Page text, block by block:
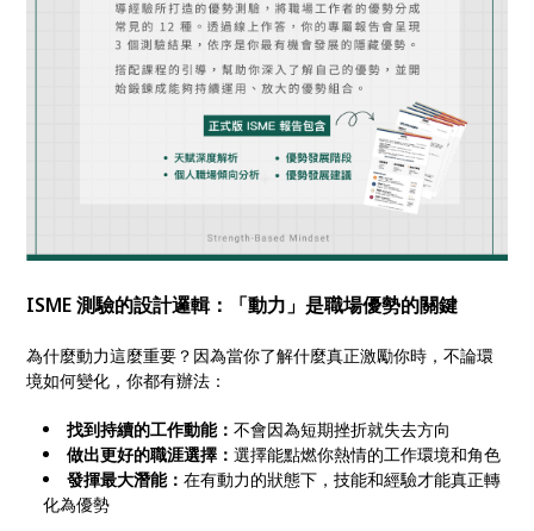
ISME 測驗的設計邏輯：「動力」是職場優勢的關鍵
為什麼動力這麼重要？因為當你了解什麼真正激勵你時，不論環
境如何變化，你都有辦法：
找到持續的工作動能：不會因為短期挫折就失去方向
做出更好的職涯選擇：選擇能點燃你熱情的工作環境和角色
發揮最大潛能：在有動力的狀態下，技能和經驗才能真正轉
化為優勢